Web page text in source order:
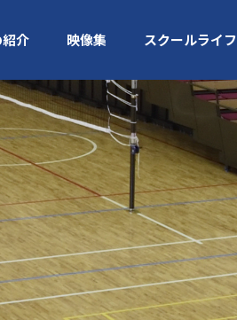
介 映像集 スクールライフ